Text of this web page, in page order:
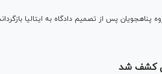
در آلبانی شکست خورد و همه ۱۶ نفر از نخستین گروه پناهجویان پس از تصمیم دادگاه به ایتالیا